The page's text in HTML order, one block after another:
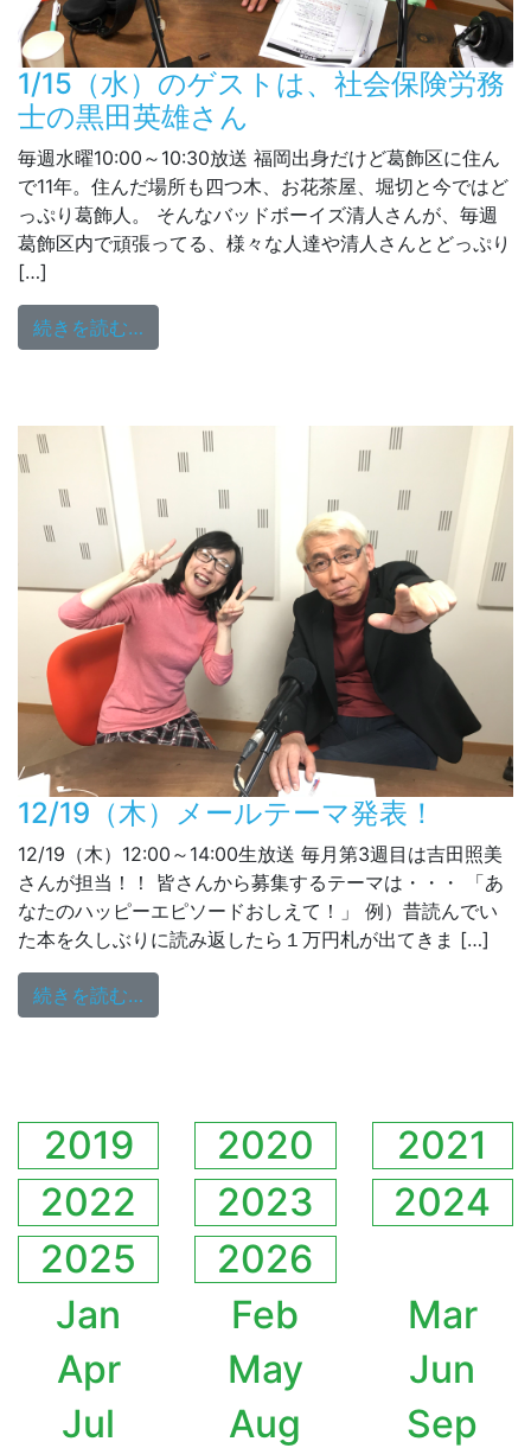
1/15（水）のゲストは、社会保険労務
士の黒田英雄さん
毎週水曜10:00～10:30放送 福岡出身だけど葛飾区に住ん
で11年。住んだ場所も四つ木、お花茶屋、堀切と今ではど
っぷり葛飾人。 そんなバッドボーイズ清人さんが、毎週
葛飾区内で頑張ってる、様々な人達や清人さんとどっぷり
[…]
続きを読む…
12/19（木）メールテーマ発表！
12/19（木）12:00～14:00生放送 毎月第3週目は吉田照美
さんが担当！！ 皆さんから募集するテーマは・・・ 「あ
なたのハッピーエピソードおしえて！」 例）昔読んでい
た本を久しぶりに読み返したら１万円札が出てきま […]
続きを読む…
2019 2020
2021
2022
2023
2024
2025
2026
Jan
Feb
Mar
Apr
May
Jun
Jul
Aug
Sep